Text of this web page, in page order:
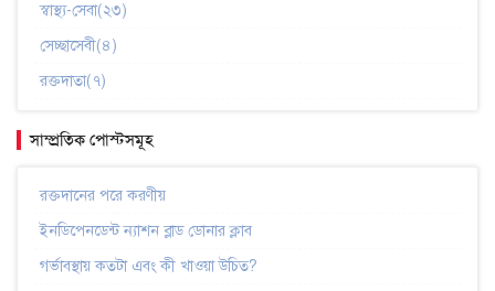
স্বাস্থ্য-সেবা(২৩)
সেচ্ছাসেবী(৪)
রক্তদাতা(৭)
সাম্প্রতিক পোস্টসমূহ
রক্তদানের পরে করণীয়
ইনডিপেনডেন্ট ন্যাশন ব্লাড ডোনার ক্লাব
গর্ভাবস্থায় কতটা এবং কী খাওয়া উচিত?